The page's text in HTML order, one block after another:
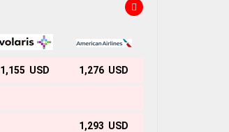
1,155 USD 1,276 USD
1,293 USD